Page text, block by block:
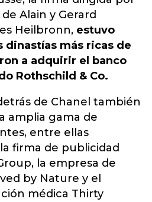
Alain y Gerard
Heilbronn, estuvo
dinastías más ricas de
a adquirir el banco
Rothschild & Co.
de Chanel también
amplia gama de
entre ellas
firma de publicidad
la empresa de
by Nature y el
médica Thirty